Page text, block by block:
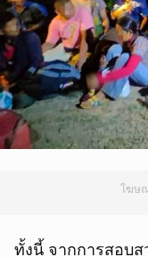
โฆษ
ทั้งนี้ จากการสอบ